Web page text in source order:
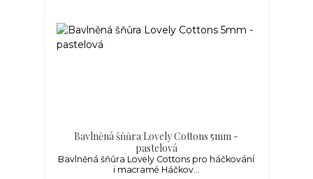
Bavlněná šňůra Lovely Cottons 5mm -
pastelová
Bavlněná šňůra Lovely Cottons pro háčkování
i macramé Háčkov...